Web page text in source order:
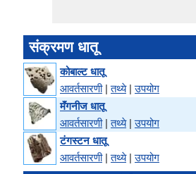
संक्रमण धातू
कोबाल्ट धातू
आवर्तसारणी|तथ्ये|उपयोग
मॅंगनीज धातू
आवर्तसारणी|तथ्ये|उपयोग
टंगस्टन धातू
आवर्तसारणी|तथ्ये|उपयोग